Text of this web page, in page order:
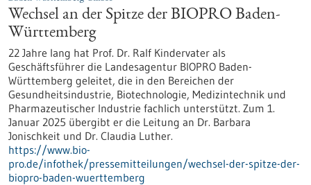
Wechsel an der Spitze der BIOPRO Baden-
Württemberg
22 Jahre lang hat Prof. Dr. Ralf Kindervater als
Geschäftsführer die Landesagentur BIOPRO Baden-
Württemberg geleitet, die in den Bereichen der
Gesundheitsindustrie, Biotechnologie, Medizintechnik und
Pharmazeutischer Industrie fachlich unterstützt. Zum 1.
Januar 2025 übergibt er die Leitung an Dr. Barbara
Jonischkeit und Dr. Claudia Luther.
https://www.bio-
pro.de/infothek/pressemitteilungen/wechsel-der-spitze-der-
biopro-baden-wuerttemberg